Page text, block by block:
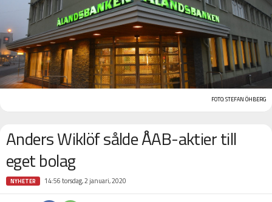
FOTO: STEFAN ÖHBERG
Anders Wiklöf sålde ÅAB-aktier till
eget bolag
NYHETER 14:56 torsdag, 2 januari, 2020